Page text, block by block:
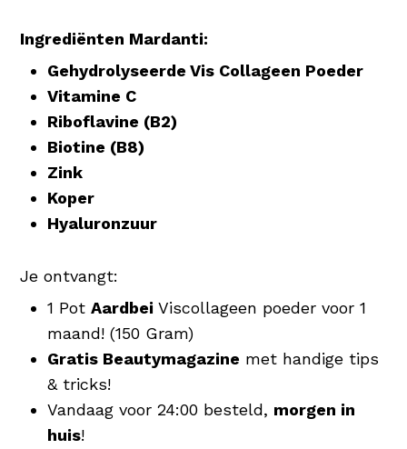
Ingrediënten Mardanti:
Gehydrolyseerde Vis Collageen Poeder
Vitamine C
Riboflavine (B2)
Biotine (B8)
Zink
Koper
Hyaluronzuur
Je ontvangt:
1 PotAardbei Viscollageen poeder voor 1
maand! (150 Gram)
Gratis Beautymagazine met handige tips
& tricks!
Vandaag voor 24:00 besteld, morgen in
huis!